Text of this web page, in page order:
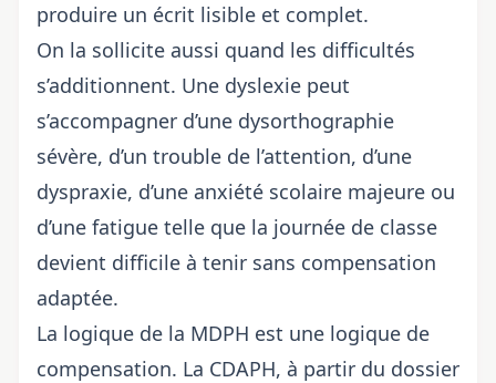
produire un écrit lisible et complet.
On la sollicite aussi quand les difficultés
s’additionnent. Une dyslexie peut
s’accompagner d’une dysorthographie
sévère, d’un trouble de l’attention, d’une
dyspraxie, d’une anxiété scolaire majeure ou
d’une fatigue telle que la journée de classe
devient difficile à tenir sans compensation
adaptée.
La logique de la MDPH est une logique de
compensation. La CDAPH, à partir du dossier